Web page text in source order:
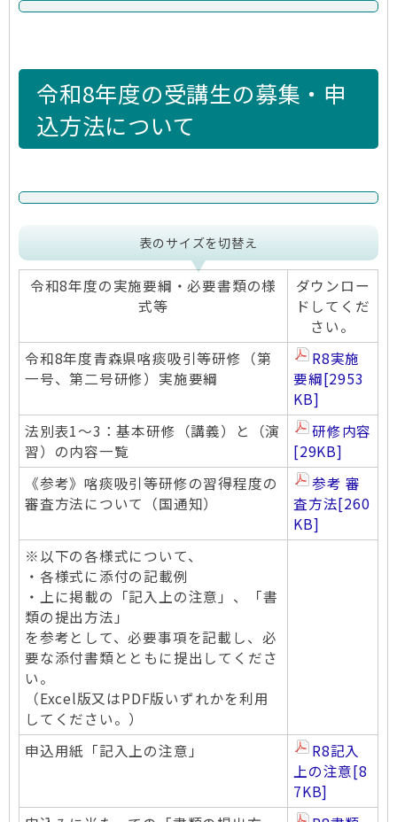
令和8年度の受講生の募集・申
込方法について
表のサイズを切替え
令和8年度の実施要綱・必要書類の様
式等
ダウンロー
ドしてくだ
さい。
令和8年度青森県喀痰吸引等研修（第
一号、第二号研修）実施要綱
R8実施
要綱[2953
KB]
法別表1～3：基本研修（講義）と（演
習）の内容一覧
研修内容
[29KB]
《参考》喀痰吸引等研修の習得程度の
審査方法について（国通知）
参考 審
査方法[260
KB]
※以下の各様式について、
・各様式に添付の記載例
・上に掲載の「記入上の注意」、「書
類の提出方法」
を参考として、必要事項を記載し、必
要な添付書類とともに提出してくださ
い。
（Excel版又はPDF版いずれかを利用
してください。）
申込用紙「記入上の注意」
R8記入
上の注意[8
7KB]